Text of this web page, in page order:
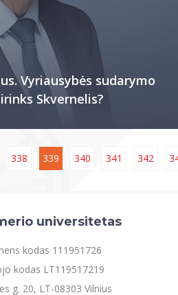
Vyriausybės sudarymo
Skvernelis?
338 339 340 341 342
universitetas
kodas 111951726
kodas LT119517219
g. 20, LT-08303 Vilnius